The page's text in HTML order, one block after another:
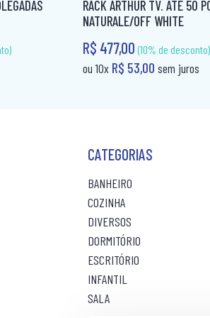
RACK ARTHUR TV. ATÉ 50
NATURALE/OFF WHITE
R$ 477,00(10% de desconto)
ou 10x R$ 53,00 sem juros
CATEGORIAS
BANHEIRO
COZINHA
DIVERSOS
DORMITÓRIO
ESCRITÓRIO
INFANTIL
SALA